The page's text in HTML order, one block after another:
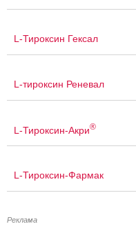
L-Тироксин Гексал
L-тироксин Реневал
L-Тироксин-Акри®
L-Тироксин-Фармак
Реклама